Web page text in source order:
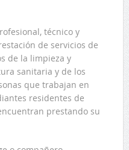
técnico y
de servicios de
de la limpieza y
sanitaria y de los
que trabajan en
residentes de
prestando su